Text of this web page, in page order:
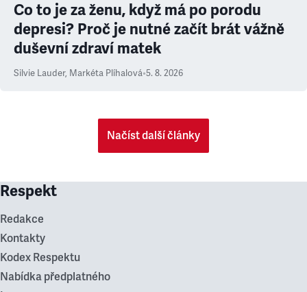
Co to je za ženu, když má po porodu
depresi? Proč je nutné začít brát vážně
duševní zdraví matek
Silvie Lauder, Markéta Plíhalová•5. 8. 2026
Načíst další články
Respekt
Redakce
Kontakty
Kodex Respektu
Nabídka předplatného